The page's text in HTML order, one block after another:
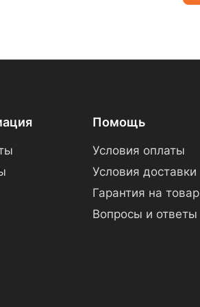
Помощь
Условия оплаты
Условия доставки
Гарантия на товар
Вопросы и ответы